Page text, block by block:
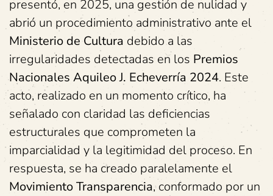
presentó, en 2025, una gestión de nulidad y
abrió un procedimiento administrativo ante el
Ministerio de Cultura debido a las
irregularidades detectadas en los Premios
Nacionales Aquileo J. Echeverría 2024. Este
acto, realizado en un momento crítico, ha
señalado con claridad las deficiencias
estructurales que comprometen la
imparcialidad y la legitimidad del proceso. En
respuesta, se ha creado paralelamente el
Movimiento Transparencia, conformado por un